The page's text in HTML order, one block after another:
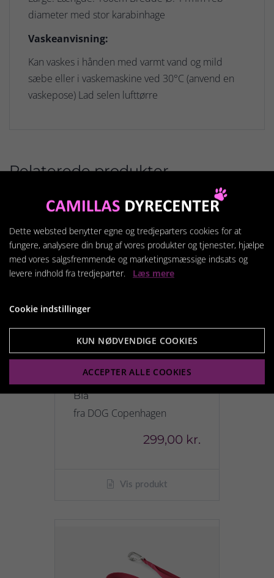
diameter med stor karabinhage
Vaskeanvisning:
Kan vaskes i hånden med varmt vand og mild
sæbe eller i vaskemaskine ved 30°C (anvend en
vaskepose) Lad selen lufttørre
Relaterede produkter
Urban Freestyle Line 3.0 -
Blå
fra DOG Copenhagen
299,00 kr.
Vis produkt
Dette websted benytter egne og tredjeparters cookies for at
fungere, analysere din brug af vores produkter og tjenester, hjælpe
med vores salgsfremmende og marketingsmæssige indsats og
levere indhold fra tredjeparter. Læs mere
Cookie indstillinger
KUN NØDVENDIGE COOKIES
ACCEPTER ALLE COOKIES